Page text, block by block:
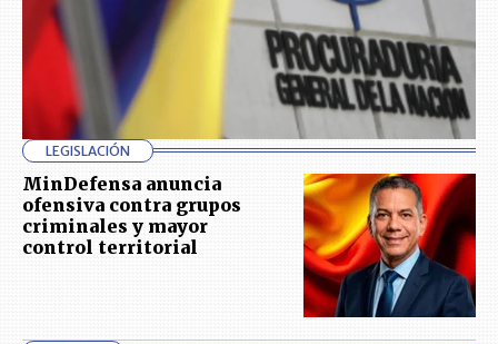
LEGISLACIÓN
MinDefensa anuncia
ofensiva contra grupos
criminales y mayor
control territorial